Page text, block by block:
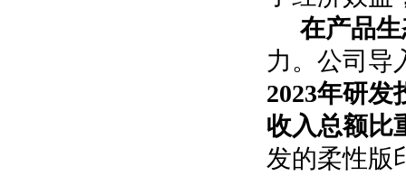
在产品
力。公司导
2023年研发
收入总额比
发的柔性版